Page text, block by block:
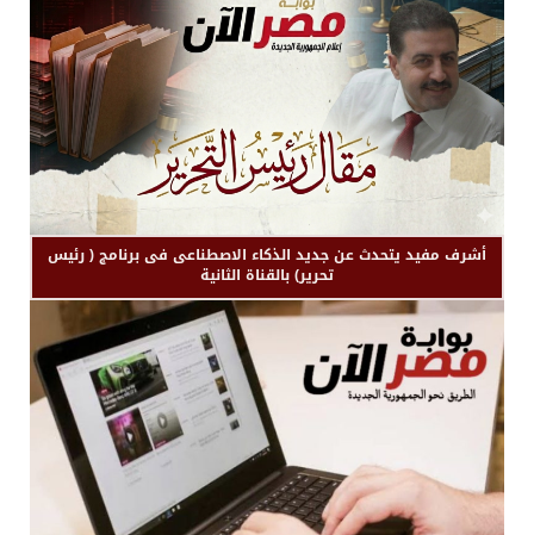
أشرف مفيد يتحدث عن جديد الذكاء الاصطناعى فى برنامج ( رئيس
تحرير) بالقناة الثانية